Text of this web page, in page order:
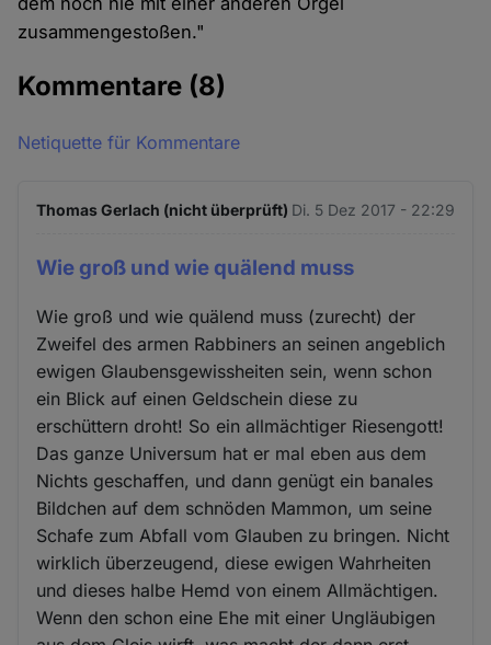
zusammengestoßen."
Kommentare (8)
Netiquette für Kommentare
Thomas Gerlach (nicht überprüft) Di. 5 Dez 2017 - 22:29
Wie groß und wie quälend muss
Wie groß und wie quälend muss (zurecht) der
Zweifel des armen Rabbiners an seinen angeblich
ewigen Glaubensgewissheiten sein, wenn schon
ein Blick auf einen Geldschein diese zu
erschüttern droht! So ein allmächtiger Riesengott!
Das ganze Universum hat er mal eben aus dem
Nichts geschaffen, und dann genügt ein banales
Bildchen auf dem schnöden Mammon, um seine
Schafe zum Abfall vom Glauben zu bringen. Nicht
wirklich überzeugend, diese ewigen Wahrheiten
und dieses halbe Hemd von einem Allmächtigen.
Wenn den schon eine Ehe mit einer Ungläubigen